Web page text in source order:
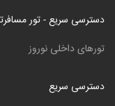
دسترسی سریع - تور
تورهای داخلی نوروز
دسترسی سریع